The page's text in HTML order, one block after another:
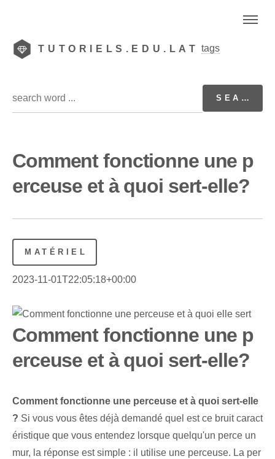
TUTORIELS.EDU.LAT tags
Comment fonctionne une p
erceuse et à quoi sert-elle?
MATÉRIEL
2023-11-01T22:05:18+00:00
Comment fonctionne une p
erceuse et à quoi sert-elle?
Comment fonctionne une perceuse et à quoi sert-elle
? Si vous vous êtes déjà demandé quel est ce bruit caract
éristique que vous entendez lorsque quelqu'un perce un
mur, la réponse est simple : il utilise une perceuse. La per